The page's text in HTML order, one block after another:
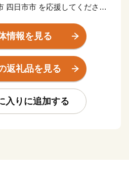
日市市 を応援してくださ
中央に位置し、西は鈴鹿山
自然豊かな地域であり、東海・
の経済圏につながる地理的条件
を教訓に環境技術を蓄積してき
や内陸部の半導体製造工場をは
情報を見る
返礼品を見る
入りに追加する